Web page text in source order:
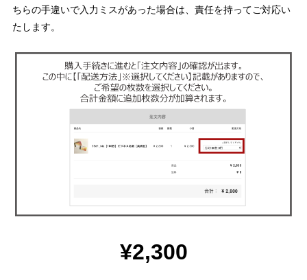
ちらの手違いで入力ミスがあった場合は、責任を持ってご対応い
たします。
¥2,300